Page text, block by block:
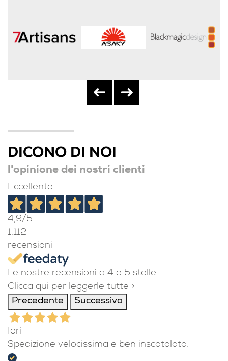
DICONO DI NOI
l'opinione dei nostri clienti
Eccellente
4,9/5
1.112
recensioni
Le nostre recensioni a 4 e 5 stelle.
Clicca qui per leggerle tutte >
Precedente
Successivo
Ieri
Spedizione velocissima e ben inscatolata.